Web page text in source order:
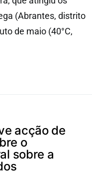
(Abrantes, distrito
de maio (40°C,
acção de
o
sobre a